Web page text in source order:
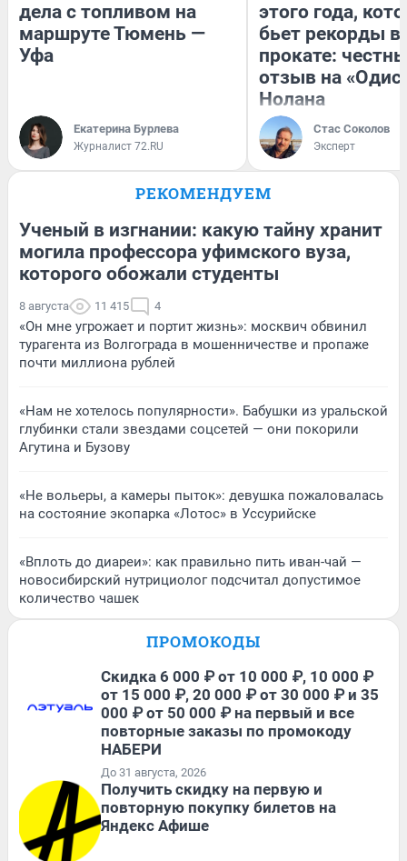
дела с топливом на
маршруте Тюмень —
Уфа
Екатерина Бурлева
Журналист 72.RU
этого года,
бьет рекорды в
прокате:
отзыв на
Нолана
Стас Соколов
Эксперт
РЕКОМЕНДУЕМ
Ученый в изгнании: какую тайну хранит
могила профессора уфимского вуза,
которого обожали студенты
8 августа 11 415 4
«Он мне угрожает и портит жизнь»: москвич обвинил
турагента из Волгограда в мошенничестве и пропаже
почти миллиона рублей
«Нам не хотелось популярности». Бабушки из уральской
глубинки стали звездами соцсетей — они покорили
Агутина и Бузову
«Не вольеры, а камеры пыток»: девушка пожаловалась
на состояние экопарка «Лотос» в Уссурийске
«Вплоть до диареи»: как правильно пить иван-чай —
новосибирский нутрициолог подсчитал допустимое
количество чашек
ПРОМОКОДЫ
Скидка 6 000 ₽ от 10 000 ₽, 10 000 ₽
от 15 000 ₽, 20 000 ₽ от 30 000 ₽ и 35
000 ₽ от 50 000 ₽ на первый и все
повторные заказы по промокоду
НАБЕРИ
До 31 августа, 2026
Получить скидку на первую и
повторную покупку билетов на
Яндекс Афише